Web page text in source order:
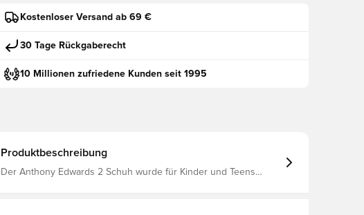
Kostenloser Versand ab 69 €
30 Tage Rückgaberecht
10 Millionen zufriedene Kunden seit 1995
Produktbeschreibung
Der Anthony Edwards 2 Schuh wurde für Kinder und Teens